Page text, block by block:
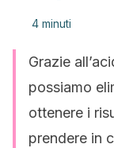
4 minuti
Grazie
possiamo
ottenere i
prendere in